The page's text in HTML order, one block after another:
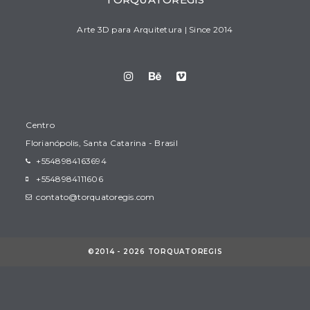
Arte 3D para Arquitetura | Since 2014
Centro
Florianópolis, Santa Catarina - Brasil
+5548984163694
+5548984111606
contato@torquatoregis.com
©2014 - 2026 TORQUATOREGIS